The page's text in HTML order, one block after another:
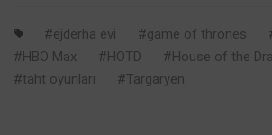
ejderha evi game of thrones
HBO Max
HOTD
House of the
taht oyunları
Targaryen